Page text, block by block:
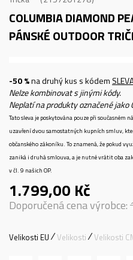
COLUMBIA DIAMOND
PÁNSKÉ OUTDOOR
-50 %na druhý kus s kódem
Nelze kombinovat s jinými kódy.
Neplatí na produkty označené jako
Tato sleva je poskytována pouze při současném
uzavření dvou samostatných kupních smluv,
občanského zákoníku. To znamená, že pokud
zaniká i druhá smlouva, a je nutné vrátit oba
v čl. 9 našich OP.
1.799,00 Kč
Doporučená cena výrobce:
Velikosti EU Velikosti Velikosti